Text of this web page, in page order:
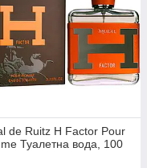
de Ruitz H Factor Pour
Туалетна вода, 100